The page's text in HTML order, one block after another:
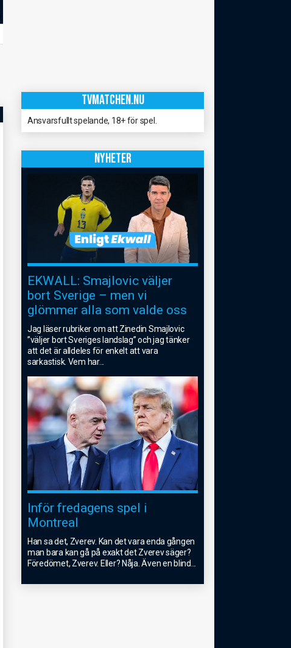
TVMATCHEN.NU
Ansvarsfullt spelande, 18+ för spel.
NYHETER
EKWALL: Smajlovic väljer
bort Sverige – men vi
glömmer alla som valde oss
Jag läser rubriker om att Zinedin Smajlovic
”väljer bort Sveriges landslag” och jag tänker
att det är alldeles för enkelt att vara
sarkastisk. Vem har...
Inför fredagens spel i
Montreal
Han sa det, Zverev. Kan det vara enda gången
man bara kan gå på exakt det Zverev säger?
Föredömet, Zverev. Eller? Nåja. Även en blind